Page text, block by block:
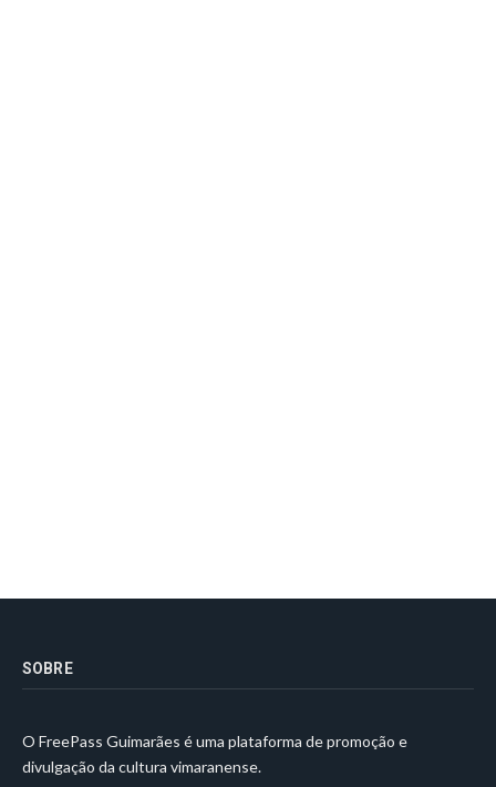
SOBRE
O FreePass Guimarães é uma plataforma de promoção e
divulgação da cultura vimaranense.